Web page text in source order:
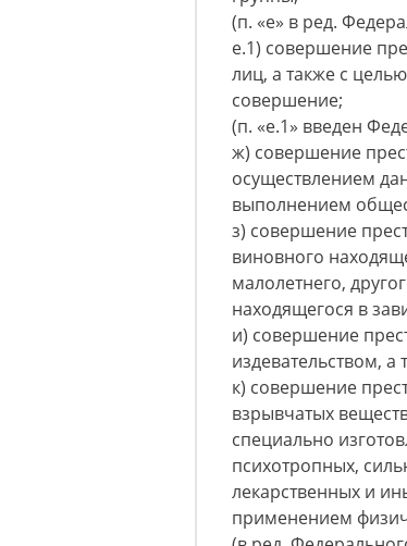
(п. «е» в ред.
е.1) совершение
лиц, а также с
совершение;
(п. «е.1» введен
ж) совершение
осуществлением
выполнением
з) совершение
виновного
малолетнего,
находящегося в
и) совершение
издевательством,
к) совершение
взрывчатых
специально
психотропных,
лекарственных и
применением